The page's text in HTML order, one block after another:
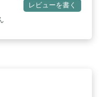
レビューを書く